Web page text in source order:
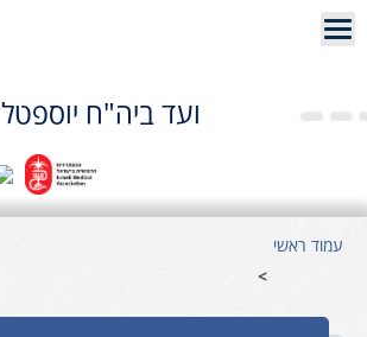
ועד ביה"ח יוספטל
עמוד ראשי